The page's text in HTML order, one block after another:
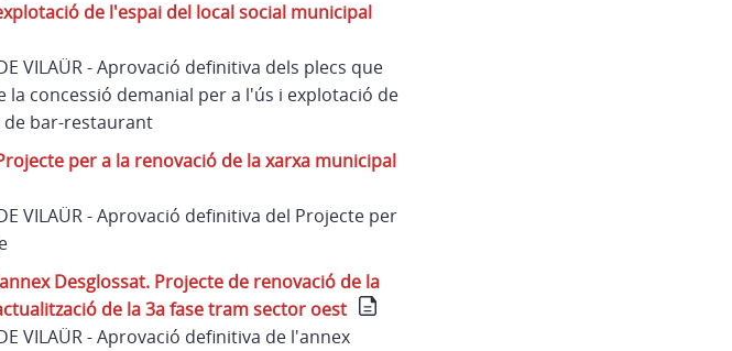
de l'espai del local social municipal
VILAÜR - Aprovació definitiva dels plecs que
concessió demanial per a l'ús i explotació de
de bar-restaurant
per a la renovació de la xarxa municipal
VILAÜR - Aprovació definitiva del Projecte per
Desglossat. Projecte de renovació de la
de la 3a fase tram sector oest
VILAÜR - Aprovació definitiva de l'annex